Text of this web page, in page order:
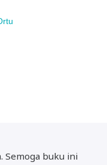
Semoga buku ini